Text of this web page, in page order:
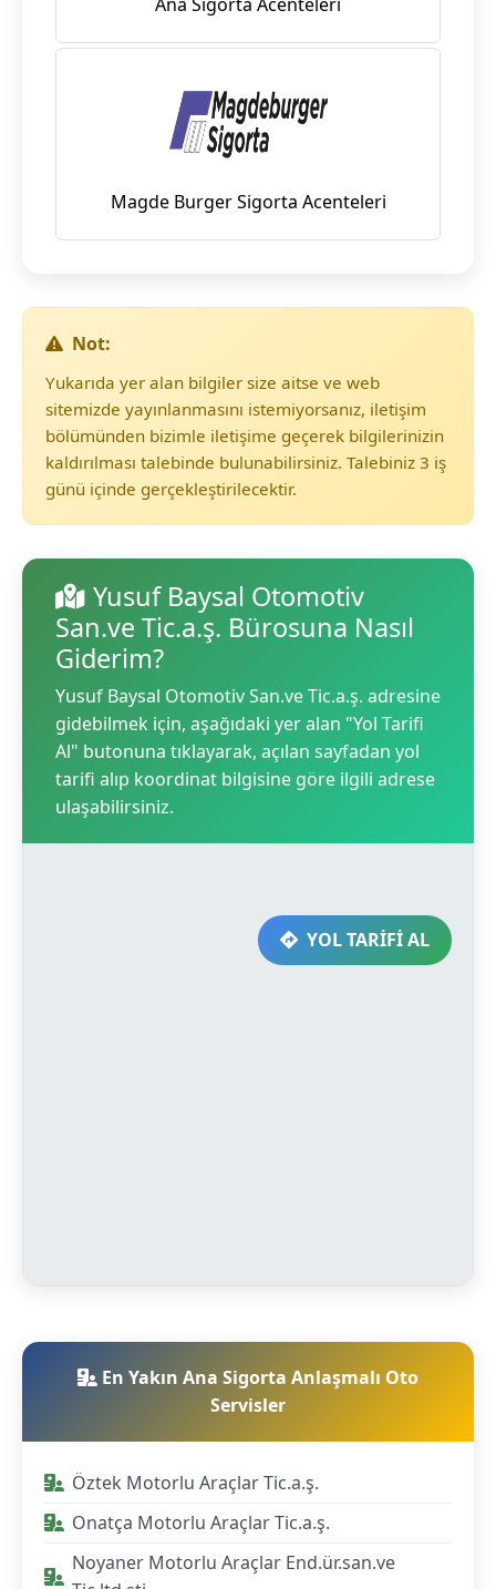
Magde Burger Sigorta Acenteleri
Not:
Yukarıda yer alan bilgiler size aitse ve web
sitemizde yayınlanmasını istemiyorsanız, iletişim
bölümünden bizimle iletişime geçerek bilgilerinizin
kaldırılması talebinde bulunabilirsiniz. Talebiniz 3 iş
günü içinde gerçekleştirilecektir.
Yusuf Baysal Otomotiv
San.ve Tic.a.ş. Bürosuna Nasıl
Giderim?
Yusuf Baysal Otomotiv San.ve Tic.a.ş. adresine
gidebilmek için, aşağıdaki yer alan "Yol Tarifi
Al" butonuna tıklayarak, açılan sayfadan yol
tarifi alıp koordinat bilgisine göre ilgili adrese
ulaşabilirsiniz.
YOL TARİFİ AL
En Yakın Ana Sigorta Anlaşmalı Oto
Servisler
Öztek Motorlu Araçlar Tic.a.ş.
Onatça Motorlu Araçlar Tic.a.ş.
Noyaner Motorlu Araçlar End.ür.san.ve